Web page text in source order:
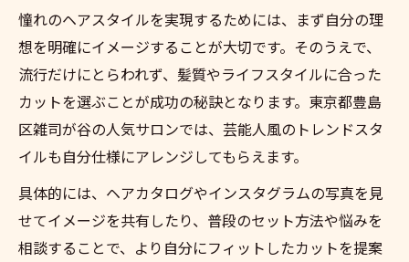
び方
自分に似合うトレンドカットの見極め方
スタイル選びに役立つカットのポイント
旬のトレンドでもカットで満足度を高める
方法
理想と現実をつなぐカット選びのコツ
魅力的な髪へ導くカットの活用ポイント
カットを活かした魅力アップの秘訣とは
トレンドを楽しむカットの活用方法
憧れのヘアスタイルを実現するためには、まず自分の理
想を明確にイメージすることが大切です。そのうえで、
流行だけにとらわれず、髪質やライフスタイルに合った
カットを選ぶことが成功の秘訣となります。東京都豊島
区雑司が谷の人気サロンでは、芸能人風のトレンドスタ
イルも自分仕様にアレンジしてもらえます。
具体的には、ヘアカタログやインスタグラムの写真を見
せてイメージを共有したり、普段のセット方法や悩みを
相談することで、より自分にフィットしたカットを提案